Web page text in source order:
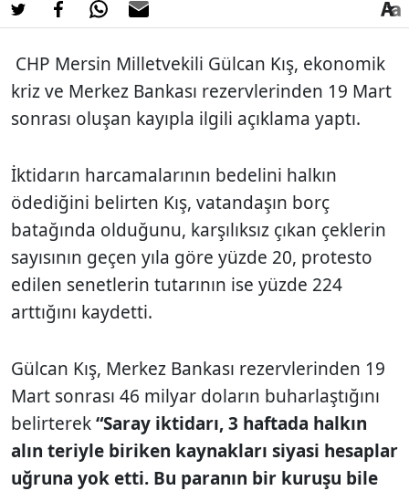
CHP Mersin Milletvekili Gülcan Kış, ekonomik
kriz ve Merkez Bankası rezervlerinden 19 Mart
sonrası oluşan kayıpla ilgili açıklama yaptı.
İktidarın harcamalarının bedelini halkın
ödediğini belirten Kış, vatandaşın borç
batağında olduğunu, karşılıksız çıkan çeklerin
sayısının geçen yıla göre yüzde 20, protesto
edilen senetlerin tutarının ise yüzde 224
arttığını kaydetti.
Gülcan Kış, Merkez Bankası rezervlerinden 19
Mart sonrası 46 milyar doların buharlaştığını
belirterek“Saray iktidarı, 3 haftada halkın
alın teriyle biriken kaynakları siyasi hesaplar
uğruna yok etti. Bu paranın bir kuruşu bile